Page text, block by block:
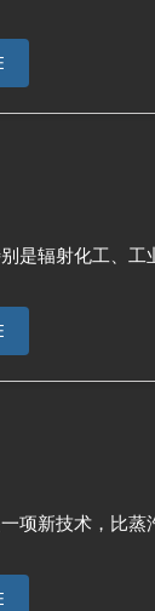
射化工、工业“
技术，比蒸汽